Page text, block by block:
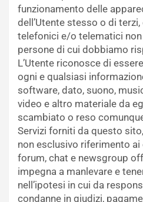
funzionamento delle
dell’Utente stesso o di
telefonici e/o telematici
persone di cui dobbiamo
L’Utente riconosce di
ogni e qualsiasi
software, dato, suono,
video e altro materiale da
scambiato o reso
Servizi forniti da questo
non esclusivo riferimento
forum, chat e newsgroup
impegna a manlevare e
nell’ipotesi in cui da
condanne in giudizi,